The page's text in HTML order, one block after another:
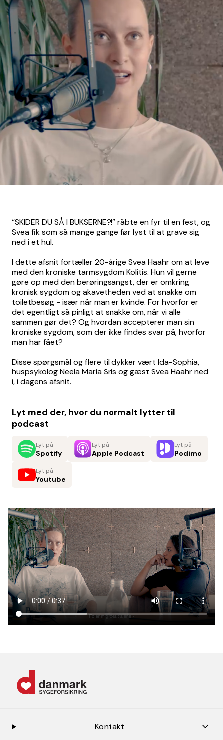
“SKIDER DU SÅ I BUKSERNE?!” råbte en fyr til en fest, og
Svea fik som så mange gange før lyst til at grave sig
ned i et hul.
I dette afsnit fortæller 20-årige Svea Haahr om at leve
med den kroniske tarmsygdom Kolitis. Hun vil gerne
gøre op med den berøringsangst, der er omkring
kronisk sygdom og akavetheden ved at snakke om
toiletbesøg - især når man er kvinde. For hvorfor er
det egentligt så pinligt at snakke om, når vi alle
sammen gør det? Og hvordan accepterer man sin
kroniske sygdom, som der ikke findes svar på, hvorfor
man har fået?
Disse spørgsmål og flere til dykker vært Ida-Sophia,
huspsykolog Neela Maria Sris og gæst Svea Haahr ned
i, i dagens afsnit.
Lyt med der, hvor du normalt lytter til
podcast
Lyt på
Spotify
Lyt på
Apple Podcast
Lyt på
Podimo
Lyt på
Youtube
Kontakt